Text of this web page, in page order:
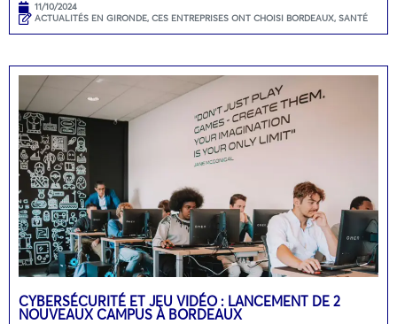
11/10/2024
ACTUALITÉS EN GIRONDE, CES ENTREPRISES ONT CHOISI BORDEAUX, SANTÉ
CYBERSÉCURITÉ ET JEU VIDÉO : LANCEMENT DE 2
NOUVEAUX CAMPUS À BORDEAUX